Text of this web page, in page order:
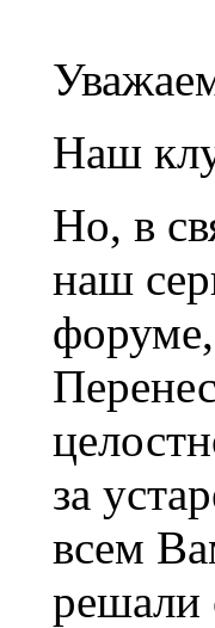
Наш
Но, в
наш
за
всем
решали